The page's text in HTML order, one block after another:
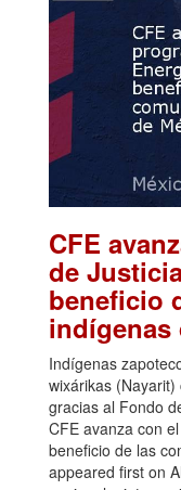
CFE
de
beneficio
indígenas
Indígenas
wixárikas
gracias al Fondo
CFE avanza con
beneficio de las
appeared first on